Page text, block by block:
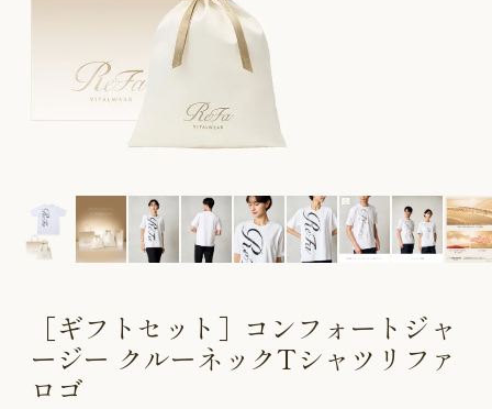
［ギフトセット］コンフォートジャ
ージー クルーネックTシャツリファ
ロゴ